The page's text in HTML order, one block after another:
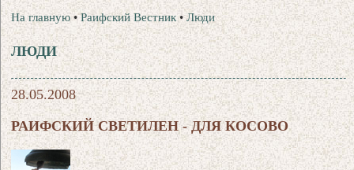
На главную •Раифский Вестник •Люди
ЛЮДИ
28.05.2008
РАИФСКИЙ СВЕТИЛЕН - ДЛЯ КОСОВО